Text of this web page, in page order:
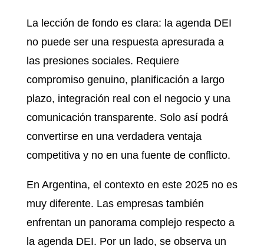
La lección de fondo es clara: la agenda DEI
no puede ser una respuesta apresurada a
las presiones sociales. Requiere
compromiso genuino, planificación a largo
plazo, integración real con el negocio y una
comunicación transparente. Solo así podrá
convertirse en una verdadera ventaja
competitiva y no en una fuente de conflicto.
En Argentina, el contexto en este 2025 no es
muy diferente. Las empresas también
enfrentan un panorama complejo respecto a
la agenda DEI. Por un lado, se observa un